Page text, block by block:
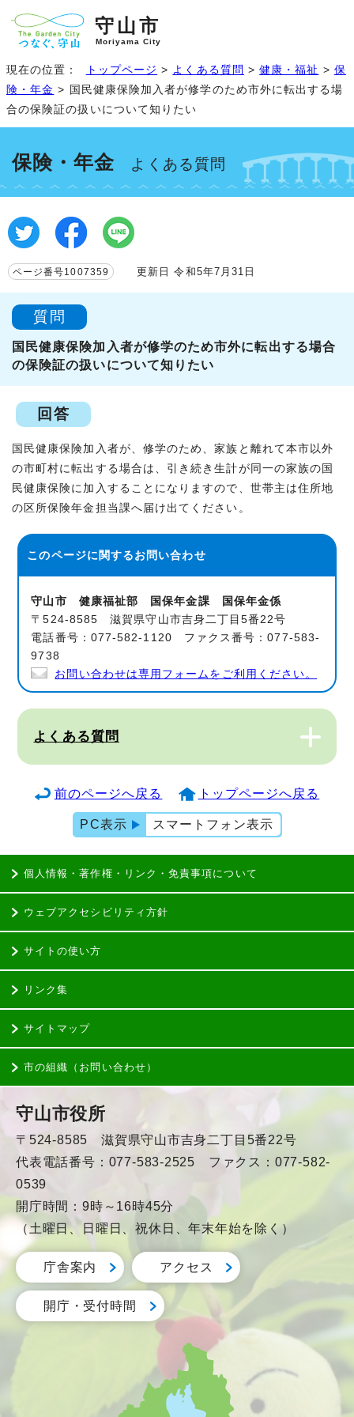
守山市
Moriyama City
現在の位置： トップページ > よくある質問 >健康・福祉 > 保
険・年金 > 国民健康保険加入者が修学のため市外に転出する場
合の保険証の扱いについて知りたい
保険・年金 よくある質問
ページ番号1007359 更新日 令和5年7月31日
質問
国民健康保険加入者が修学のため市外に転出する場合
の保険証の扱いについて知りたい
回答
国民健康保険加入者が、修学のため、家族と離れて本市以外
の市町村に転出する場合は、引き続き生計が同一の家族の国
民健康保険に加入することになりますので、世帯主は住所地
の区所保険年金担当課へ届け出てください。
このページに関するお問い合わせ
守山市 健康福祉部 国保年金課 国保年金係
〒524-8585 滋賀県守山市吉身二丁目5番22号
電話番号：077-582-1120 ファクス番号：077-583-
9738
お問い合わせは専用フォームをご利用ください。
よくある質問
前のページへ戻る トップページへ戻る
PC表示 スマートフォン表示
個人情報・著作権・リンク・免責事項について
ウェブアクセシビリティ方針
サイトの使い方
リンク集
サイトマップ
市の組織（お問い合わせ）
守山市役所
〒524-8585 滋賀県守山市吉身二丁目5番22号
代表電話番号：077-583-2525 ファクス：077-582-
0539
開庁時間：9時～16時45分
（土曜日、日曜日、祝休日、年末年始を除く）
庁舎案内 アクセス
開庁・受付時間